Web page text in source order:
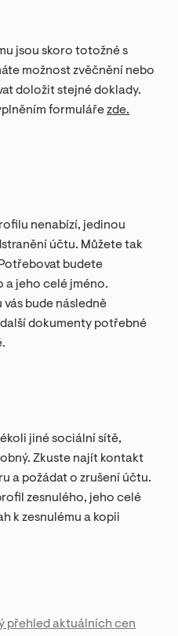
jsou skoro totožné s
možnost zvěčnění nebo
doložit stejné doklady.
formulářezde.
nenabízí, jedinou
účtu. Můžete tak
Potřebovat budete
a jeho celé jméno.
bude následně
dokumenty potřebné
jiné sociální sítě,
Zkuste najít kontakt
a požádat o zrušení účtu.
zesnulého, jeho celé
k zesnulému a kopii
přehled aktuálních cen